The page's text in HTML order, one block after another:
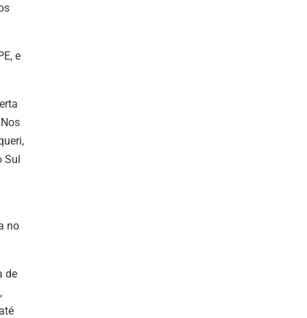
e
Sul
no
de